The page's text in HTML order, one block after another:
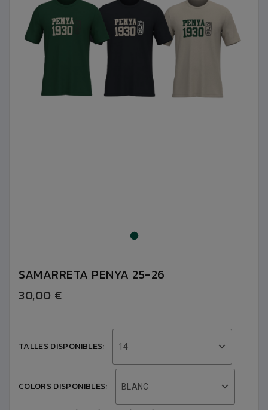
SAMARRETA PENYA 25-26
30,00 €
TALLES DISPONIBLES: 14
COLORS DISPONIBLES: BLANC